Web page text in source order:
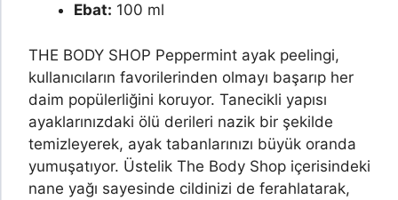
Ebat: 100 ml
THE BODY SHOP Peppermint ayak peelingi,
kullanıcıların favorilerinden olmayı başarıp her
daim popülerliğini koruyor. Tanecikli yapısı
ayaklarınızdaki ölü derileri nazik bir şekilde
temizleyerek, ayak tabanlarınızı büyük oranda
yumuşatıyor. Üstelik The Body Shop içerisindeki
nane yağı sayesinde cildinizi de ferahlatarak,